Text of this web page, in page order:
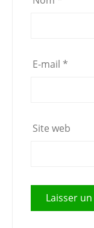
E-mail *
Site web